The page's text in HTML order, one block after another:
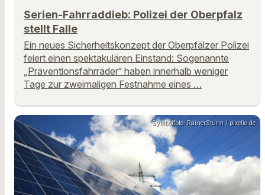
Serien-Fahrraddieb: Polizei der Oberpfalz
stellt Falle
Ein neues Sicherheitskonzept der Oberpfälzer Polizei
feiert einen spektakulären Einstand: Sogenannte
„Präventionsfahrräder“ haben innerhalb weniger
Tage zur zweimaligen Festnahme eines …
Symbolfoto: RainerSturm / pixelio.de